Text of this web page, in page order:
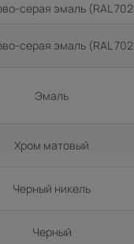
серая эмаль (RAL
серая эмаль (RAL
Эмаль
Хром матовый
Черный никель
Черный